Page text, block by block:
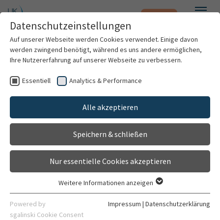
Zum Hauptinhalt springen Notfall
Patienten & Besucher
Kliniken & Institute
Forschung
Karriere
Kinderplanet
Beratung und Betreuung
Gehört zu
Zentrum für Kinder- und Jugendmedizin (Kinderklinik)
Kontaktdaten
Datenschutzeinstellungen
Auf unserer Webseite werden Cookies verwendet. Einige davon
werden zwingend benötigt, während es uns andere ermöglichen,
Ihre Nutzererfahrung auf unserer Webseite zu verbessern.
Essentiell Analytics & Performance
Alle akzeptieren
Speichern & schließen
Nur essentielle Cookies akzeptieren
Essentielle Cookies werden für grundlegende Funktionen der
Webseite benötigt. Dadurch ist gewährleistet, dass die
Weitere Informationen anzeigen
Powered by
sgalinski Cookie Consent
Impressum | Datenschutzerklärung